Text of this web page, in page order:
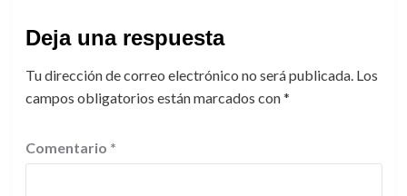
Deja una respuesta
Tu dirección de correo electrónico no será publicada. Los
campos obligatorios están marcados con*
Comentario *